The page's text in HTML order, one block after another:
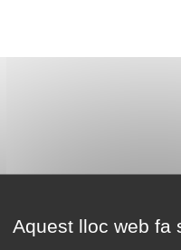
Aquest lloc web fa